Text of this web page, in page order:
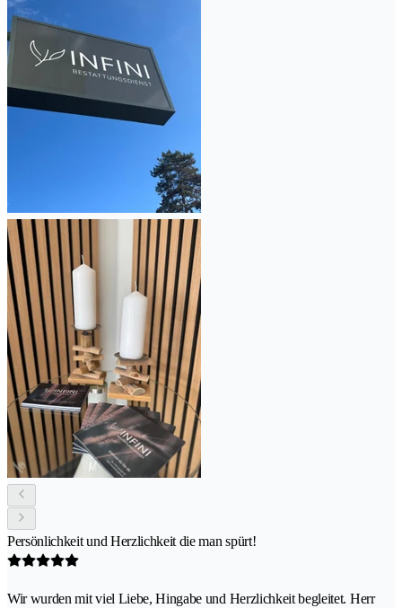
Persönlichkeit und Herzlichkeit die man spürt!
Wir wurden mit viel Liebe, Hingabe und Herzlichkeit begleitet. Herr